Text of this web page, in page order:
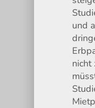
und
nicht